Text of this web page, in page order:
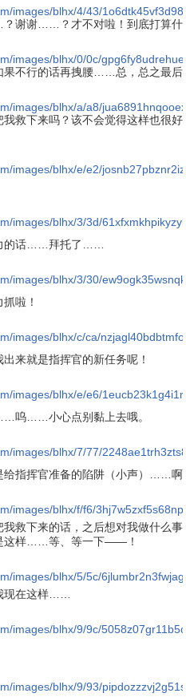
images/blhx/4/43/
谢谢……？才不对啦！到底打算什
images/blhx/0/0c/
果不行的话再拽腰……总，总之最后
images/blhx/a/a8/
救下来吗？该不会觉得这样也很好
images/blhx/e/e2/
images/blhx/3/3d/
的话……拜托了……
images/blhx/3/30/
啦！
images/blhx/c/ca/
来就是指挥官的新任务呢！
images/blhx/e/e6/
呜……小心点别黏上去哦。
images/blhx/7/77/
指挥官准备的陷阱（小声）……啊
images/blhx/f/f6/
救下来的话，之后想对我做什么
这样……等、等一下——！
images/blhx/5/5c/
现在这样……
images/blhx/9/9c/
images/blhx/9/93/